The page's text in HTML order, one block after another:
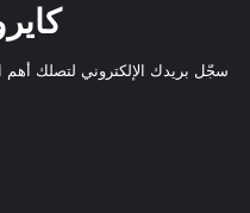
سجّل بريدك الإلكتروني لتصلك أهم